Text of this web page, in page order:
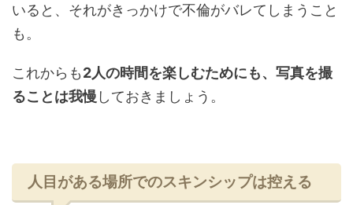
いると、それがきっかけで不倫がバレてしまうこと
も。
これからも2人の時間を楽しむためにも、写真を撮
ることは我慢 しておきましょう。
人目がある場所でのスキンシップは控える